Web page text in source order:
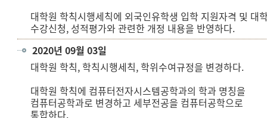
대학원 학칙시행세칙에 외국인유학생 입학 지원자격 및 대
수강신청, 성적평가와 관련한 개정 내용을 반영하다.
2020년 09월 03일
대학원 학칙, 학칙시행세칙, 학위수여규정을 변경하다.
대학원 학칙에 컴퓨터전자시스템공학과의 학과 명칭을
컴퓨터공학과로 변경하고 세부전공을 컴퓨터공학으로
통합하다.